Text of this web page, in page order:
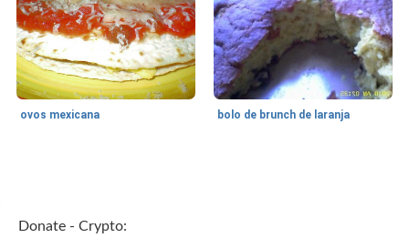
ovos mexicana bolo de brunch de laranja
Donate - Crypto: